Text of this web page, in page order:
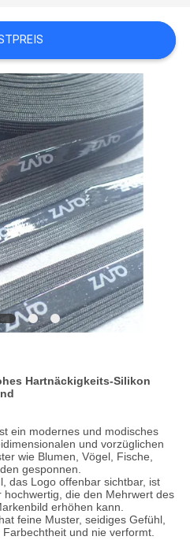
Hartnäckigkeits-Silikon
ein modernes und modisches
und vorzüglichen
wie Blumen, Vögel, Fische,
gesponnen.
das Logo offenbar sichtbar, ist
die den Mehrwert des
erhöhen kann.
feine Muster, seidiges Gefühl,
und nie verformt.